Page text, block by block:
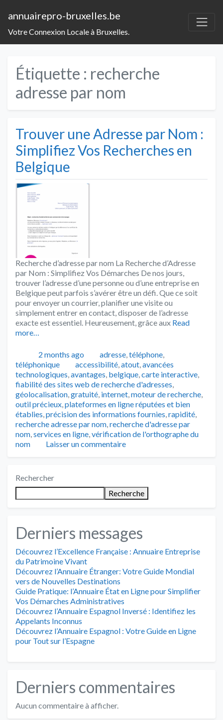
annuairepro-bruxelles.be
Votre Connexion Locale à Bruxelles.
Étiquette : recherche
adresse par nom
Trouver une Adresse par Nom :
Simplifiez Vos Recherches en
Belgique
Recherche d’adresse par nom La Recherche d’Adresse
par Nom : Simplifiez Vos Démarches De nos jours,
trouver l’adresse d’une personne ou d’une entreprise en
Belgique peut parfois s’avérer être un défi. Que ce soit
pour envoyer un courrier, planifier une visite ou
simplement entrer en contact, disposer de l’adresse
exacte est essentiel. Heureusement, grâce aux Read
more…
Publié2 months ago Catégories
adresse,téléphone,
téléphonique
Tags
accessibilité,atout,avancées
technologiques,avantages, belgique,carte interactive,
fiabilité des sites web de recherche d'adresses,
géolocalisation,gratuité, internet,moteur de recherche,
outil précieux,plateformes en ligne réputées et bien
établies,précision des informations fournies,rapidité,
recherche adresse par nom,recherche d'adresse par
nom,services en ligne,vérification de l'orthographe du
nom
Laisser un commentaire
Rechercher
Recherche
Derniers messages
Découvrez l’Excellence Française : Annuaire Entreprise
du Patrimoine Vivant
Découvrez l’Annuaire Étranger: Votre Guide Mondial
vers de Nouvelles Destinations
Guide Pratique: l’Annuaire État en Ligne pour Simplifier
Vos Démarches Administratives
Découvrez l’Annuaire Espagnol Inversé : Identifiez les
Appelants Inconnus
Découvrez l’Annuaire Espagnol : Votre Guide en Ligne
pour Tout sur l’Espagne
Derniers commentaires
Aucun commentaire à afficher.